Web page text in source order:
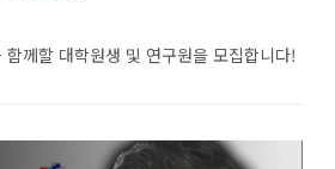
함께할 대학원생 및 연구원을 모집합니다!